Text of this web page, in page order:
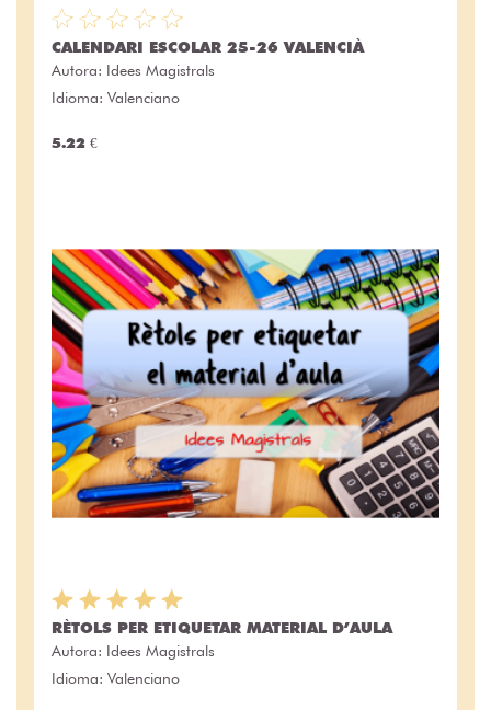
CALENDARI ESCOLAR 25-26 VALENCIÀ
Autora: Idees Magistrals
Idioma: Valenciano
5.22 €
RÈTOLS PER ETIQUETAR MATERIAL D’AULA
Autora: Idees Magistrals
Idioma: Valenciano